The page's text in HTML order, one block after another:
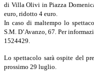
di Villa Olivi in Piazza
euro, ridotto 4 euro.
In caso di maltempo lo
S.M. D’Avanzo, 67 .Per
1524429.
Lo spettacolo sarà ospite del
prossimo 29 luglio.